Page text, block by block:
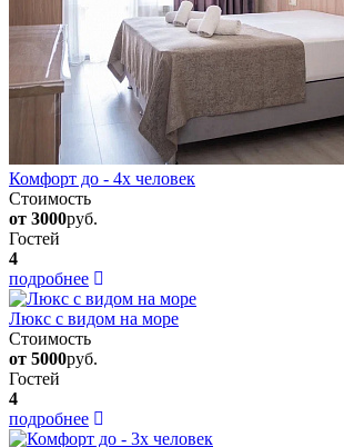
Комфорт до - 4х человек
Стоимость
от 3000руб.
Гостей
4
подробнее
Люкс с видом на море
Стоимость
от 5000руб.
Гостей
4
подробнее